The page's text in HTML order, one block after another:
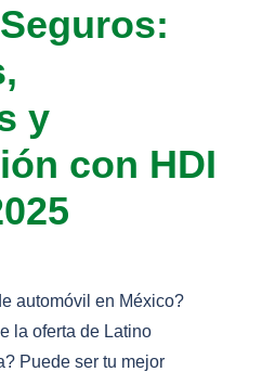
y
con HDI
automóvil en México?
la oferta de Latino
Puede ser tu mejor